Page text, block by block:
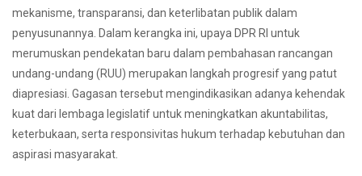
mekanisme, transparansi, dan keterlibatan publik dalam
penyusunannya. Dalam kerangka ini, upaya DPR RI untuk
merumuskan pendekatan baru dalam pembahasan rancangan
undang-undang (RUU) merupakan langkah progresif yang patut
diapresiasi. Gagasan tersebut mengindikasikan adanya kehendak
kuat dari lembaga legislatif untuk meningkatkan akuntabilitas,
keterbukaan, serta responsivitas hukum terhadap kebutuhan dan
aspirasi masyarakat.